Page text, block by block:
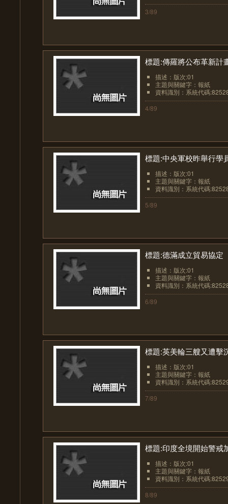
3/89
標題:傳羅將公布革新計
描述：版次:01
主題與關鍵字：報紙
資料識別：系統代碼
4/89
標題:中央軍校昨舉行學
描述：版次:01
主題與關鍵字：報紙
資料識別：系統代碼
5/89
標題:德滿成立貿易協定
描述：版次:01
主題與關鍵字：報紙
資料識別：系統代碼
6/89
標題:英美輪三艘又遭擊
描述：版次:01
主題與關鍵字：報紙
資料識別：系統代碼
7/89
標題:印度全境開始警戒
描述：版次:01
主題與關鍵字：報紙
資料識別：系統代碼
8/89